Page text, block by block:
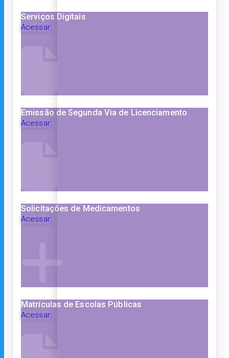
Serviços Digitais
Acessar
Emissão de Segunda Via de Licenciamento
Acessar
Solicitações de Medicamentos
Acessar
Matrículas de Escolas Públicas
Acessar